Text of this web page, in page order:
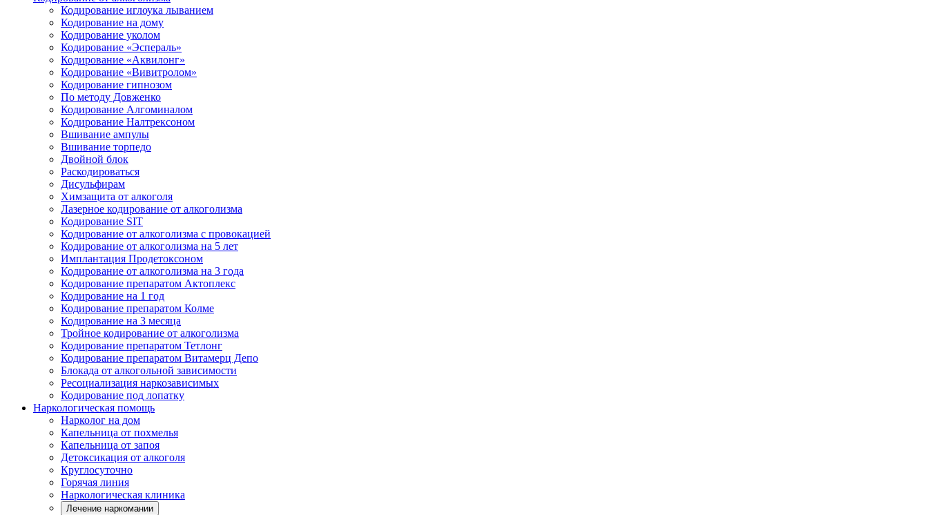
Кодирование иглоука лыванием
Кодирование на дому
Кодирование уколом
Кодирование «Эспераль»
Кодирование «Аквилонг»
Кодирование «Вивитролом»
Кодирование гипнозом
По методу Довженко
Кодирование Алгоминалом
Кодирование Налтрексоном
Вшивание ампулы
Вшивание торпедо
Двойной блок
Раскодироваться
Дисульфирам
Химзащита от алкоголя
Лазерное кодирование от алкоголизма
Кодирование SIT
Кодирование от алкоголизма с провокацией
Кодирование от алкоголизма на 5 лет
Имплантация Продетоксоном
Кодирование от алкоголизма на 3 года
Кодирование препаратом Актоплекс
Кодирование на 1 год
Кодирование препаратом Колме
Кодирование на 3 месяца
Тройное кодирование от алкоголизма
Кодирование препаратом Тетлонг
Кодирование препаратом Витамерц Депо
Блокада от алкогольной зависимости
Ресоциализация наркозависимых
Кодирование под лопатку
Наркологическая помощь
Нарколог на дом
Капельница от похмелья
Капельница от запоя
Детоксикация от алкоголя
Круглосуточно
Горячая линия
Наркологическая клиника
Лечение наркомании